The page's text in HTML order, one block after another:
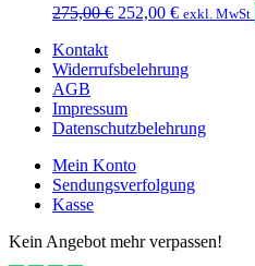
275,00€ Ursprünglicher
275,00 €
252,00 €Aktueller
252,00 €.
exkl. MwSt
Kontakt
Widerrufsbelehrung
AGB
Impressum
Datenschutzbelehrung
Mein Konto
Sendungsverfolgung
Kasse
Kein Angebot mehr verpassen!